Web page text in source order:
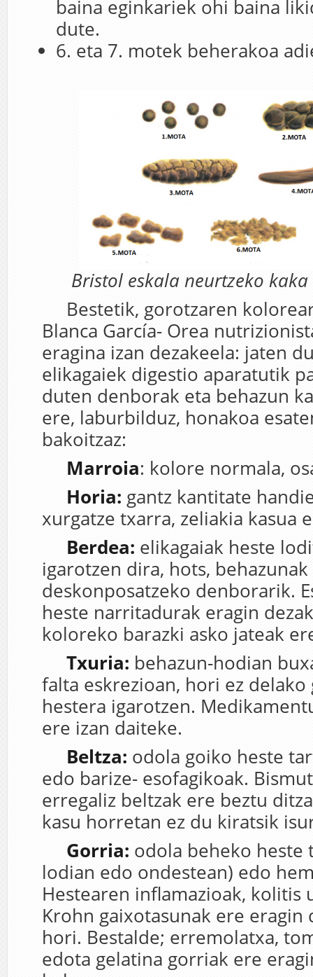
baina eginkariek ohi baina
dute.
6. eta 7. motek beherakoa
Bristol eskala neurtzeko
Bestetik, gorotzaren
Blanca García- Orea
eragina izan dezakeela: jaten
elikagaiek digestio aparatutik
duten denborak eta behazun
ere, laburbilduz, honakoa
bakoitzaz:
Marroia: kolore normala,
Horia: gantz kantitate
xurgatze txarra, zeliakia kasua
Berdea: elikagaiak heste
igarotzen dira, hots,
deskonposatzeko denborarik.
heste narritadurak eragin
koloreko barazki asko jateak
Txuria: behazun-hodian
falta eskrezioan, hori ez
hestera igarotzen.
ere izan daiteke.
Beltza: odola goiko heste
edo barize- esofagikoak.
erregaliz beltzak ere beztu
kasu horretan ez du kiratsik
Gorria: odola beheko heste
lodian edo ondestean) edo
Hestearen inflamazioak, kolitis
Krohn gaixotasunak ere eragin
hori. Bestalde; erremolatxa,
edota gelatina gorriak ere